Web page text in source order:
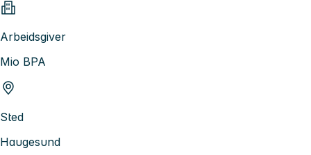
Arbeidsgiver
Mio BPA
Sted
Haugesund